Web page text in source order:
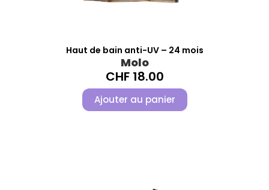
Haut de bain anti-UV – 24 mois
Molo
CHF18.00
Ajouter au panier